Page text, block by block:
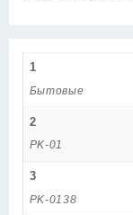
1
Бытовые
2
PK-01
3
PK-0138